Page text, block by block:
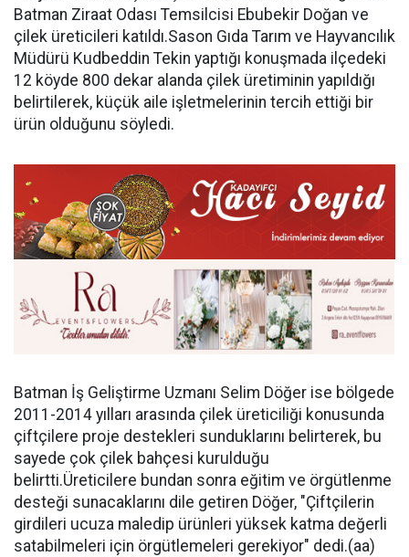
Batman Ziraat Odası Temsilcisi Ebubekir Doğan ve
çilek üreticileri katıldı.Sason Gıda Tarım ve Hayvancılık
Müdürü Kudbeddin Tekin yaptığı konuşmada ilçedeki
12 köyde 800 dekar alanda çilek üretiminin yapıldığı
belirtilerek, küçük aile işletmelerinin tercih ettiği bir
ürün olduğunu söyledi.
Batman İş Geliştirme Uzmanı Selim Döğer ise bölgede
2011-2014 yılları arasında çilek üreticiliği konusunda
çiftçilere proje destekleri sunduklarını belirterek, bu
sayede çok çilek bahçesi kurulduğu
belirtti.Üreticilere bundan sonra eğitim ve örgütlenme
desteği sunacaklarını dile getiren Döğer, "Çiftçilerin
girdileri ucuza maledip ürünleri yüksek katma değerli
satabilmeleri için örgütlemeleri gerekiyor" dedi.(aa)